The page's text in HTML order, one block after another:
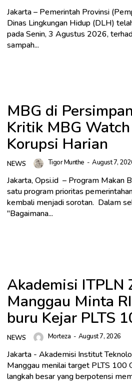
‎Jakarta – Pemerintah Provinsi
Dinas Lingkungan Hidup (DLH)
pada Senin, 3 Agustus 2026,
sampah...
MBG di
Kritik MBG
Korupsi Harian
NEWS Tigor Munthe - August 7,
Jakarta, Opsi.id – Program Makan
satu program prioritas
kembali menjadi sorotan. Dalam sebuah diskusi publik bertajuk
"Bagaimana...
Akademisi ITPLN
Manggau Minta
buru Kejar PLTS
NEWS Morteza - August 7, 2026
Jakarta - Akademisi Institut
Manggau menilai target PLTS 100
langkah besar yang berpotensi